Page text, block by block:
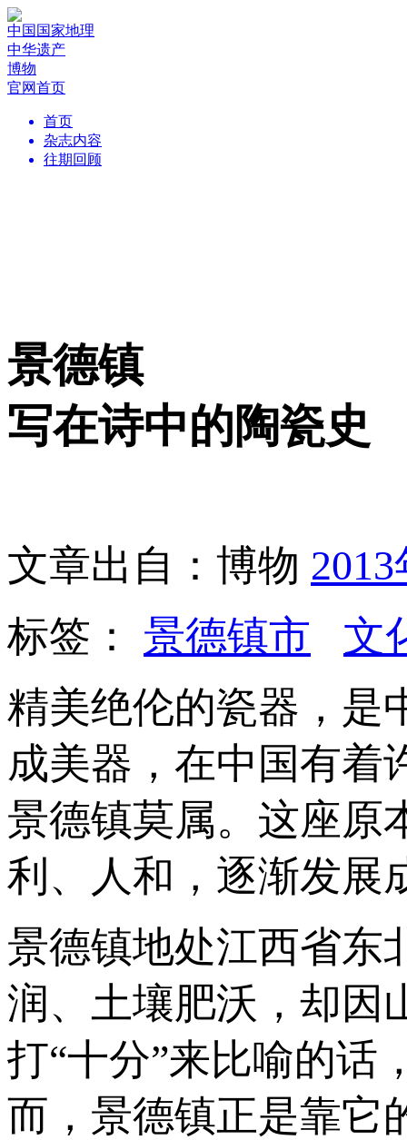
中国国家地理
中华遗产
博物
官网首页
首页
杂志内容
往期回顾
景德镇
写在诗中的陶瓷史
文章出自：博物
标签： 景德镇市
文
精美绝伦的瓷器，是
成美器，在中国有着
景德镇莫属。这座原
利、人和，逐渐发展
景德镇地处江西省东
润、土壤肥沃，却因
打“十分”来比喻的话
而，景德镇正是靠它